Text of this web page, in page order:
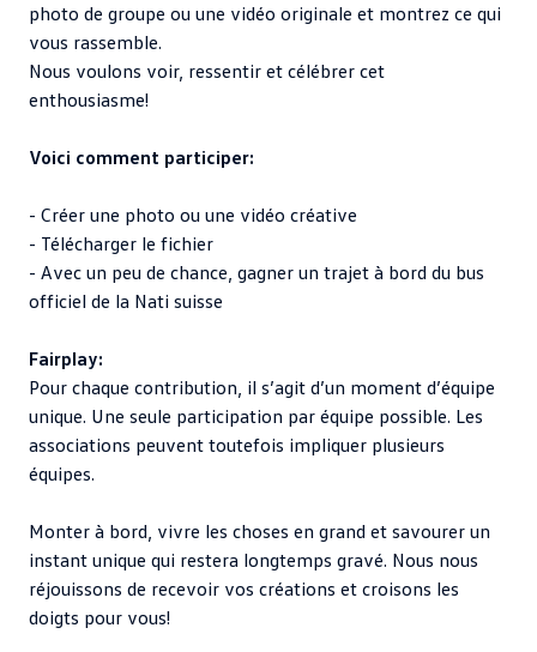
photo de groupe ou une vidéo originale et montrez ce qui
vous rassemble.
Nous voulons voir, ressentir et célébrer cet
enthousiasme!
Voici comment participer:
- Créer une photo ou une vidéo créative
- Télécharger le fichier
- Avec un peu de chance, gagner un trajet à bord du bus
officiel de la Nati suisse
Fairplay:
Pour chaque contribution, il s’agit d’un moment d’équipe
unique. Une seule participation par équipe possible. Les
associations peuvent toutefois impliquer plusieurs
équipes.
Monter à bord, vivre les choses en grand et savourer un
instant unique qui restera longtemps gravé. Nous nous
réjouissons de recevoir vos créations et croisons les
doigts pour vous!